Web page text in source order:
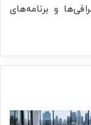
و برنامه‌های